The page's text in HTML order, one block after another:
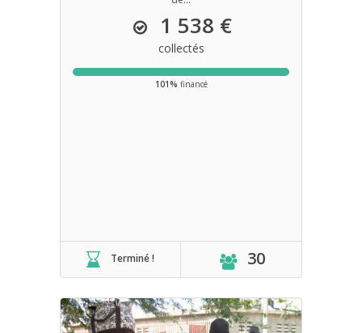
1 538 €
collectés
101% financé
Terminé ! 30